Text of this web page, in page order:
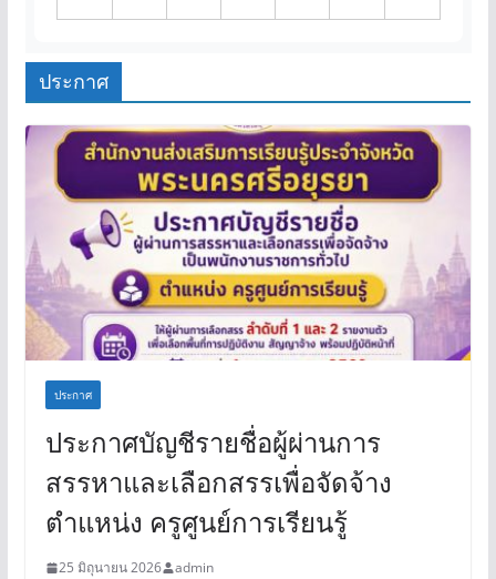
ประกาศ
ประกาศ
ประกาศบัญชีรายชื่อผู้ผ่านการ
สรรหาและเลือกสรรเพื่อจัดจ้าง
ตำแหน่ง ครูศูนย์การเรียนรู้
25 มิถุนายน 2026 admin